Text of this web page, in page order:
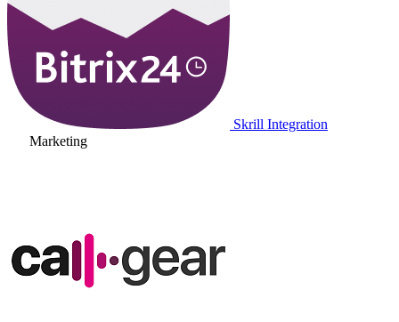
Skrill Integration
Marketing